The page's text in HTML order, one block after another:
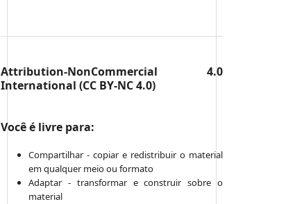
Attribution-NonCommercial 4.0
International (CC BY-NC 4.0)
Você é livre para:
Compartilhar - copiar e redistribuir o material
em qualquer meio ou formato
Adaptar - transformar e construir sobre o
material